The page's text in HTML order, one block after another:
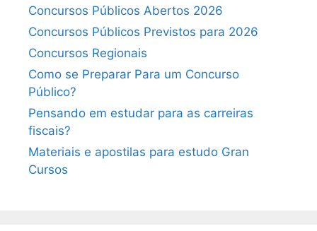
Concursos Públicos Abertos 2026
Concursos Públicos Previstos para 2026
Concursos Regionais
Como se Preparar Para um Concurso
Público?
Pensando em estudar para as carreiras
fiscais?
Materiais e apostilas para estudo Gran
Cursos